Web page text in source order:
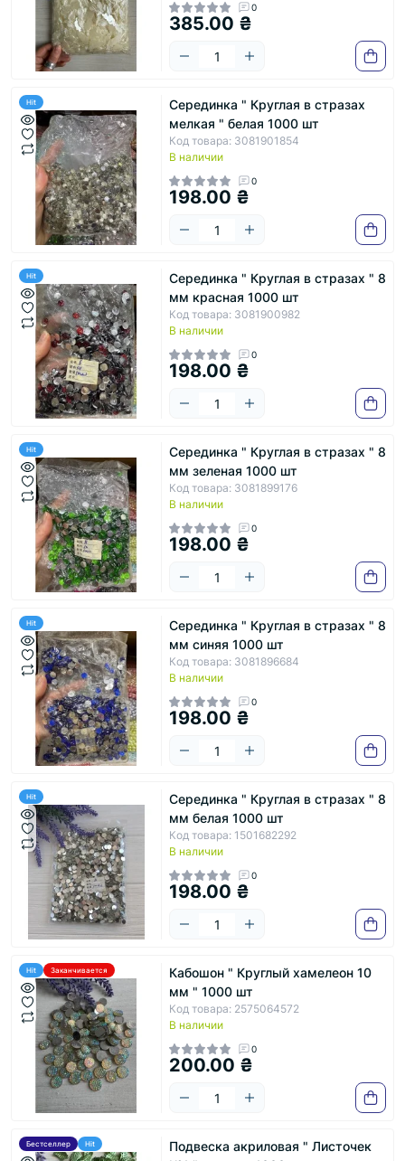
0
385.00 ₴
Hit
Серединка " Круглая в стразах
мелкая " белая 1000 шт
Код товара: 3081901854
В наличии
0
198.00 ₴
Hit
Серединка " Круглая в стразах " 8
мм красная 1000 шт
Код товара: 3081900982
В наличии
0
198.00 ₴
Hit
Серединка " Круглая в стразах " 8
мм зеленая 1000 шт
Код товара: 3081899176
В наличии
0
198.00 ₴
Hit
Серединка " Круглая в стразах " 8
мм синяя 1000 шт
Код товара: 3081896684
В наличии
0
198.00 ₴
Hit
Серединка " Круглая в стразах " 8
мм белая 1000 шт
Код товара: 1501682292
В наличии
0
198.00 ₴
Hit Заканчивается
Кабошон " Круглый хамелеон 10
мм " 1000 шт
Код товара: 2575064572
В наличии
0
200.00 ₴
Бестселлер Hit
Подвеска акриловая " Листочек